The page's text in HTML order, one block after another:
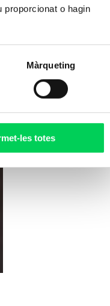
proporcionat o hagin
Màrqueting
les totes